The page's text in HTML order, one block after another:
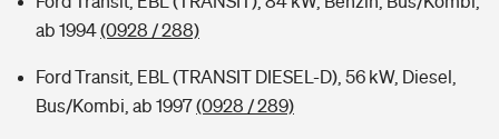
Kinderunfall-Check: Mehr Sicherheit für deine Kids
ab 1994(0928 / 288)
Ford Transit, EBL (TRANSIT DIESEL-D), 56 kW, Diesel,
Bus/Kombi, ab 1997(0928 / 289)